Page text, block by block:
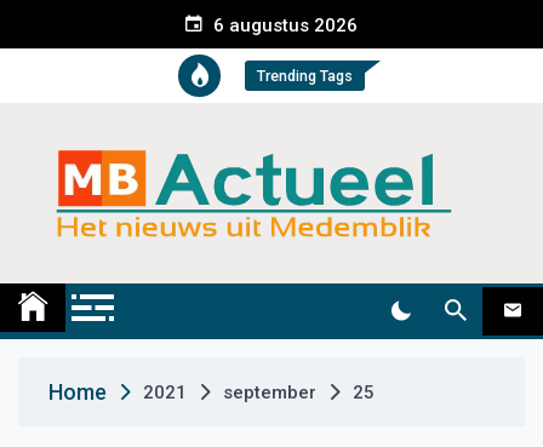
e
t
6 augustus 2026
Trending Tags
Medemblik Actueel
Home 2021 september 25